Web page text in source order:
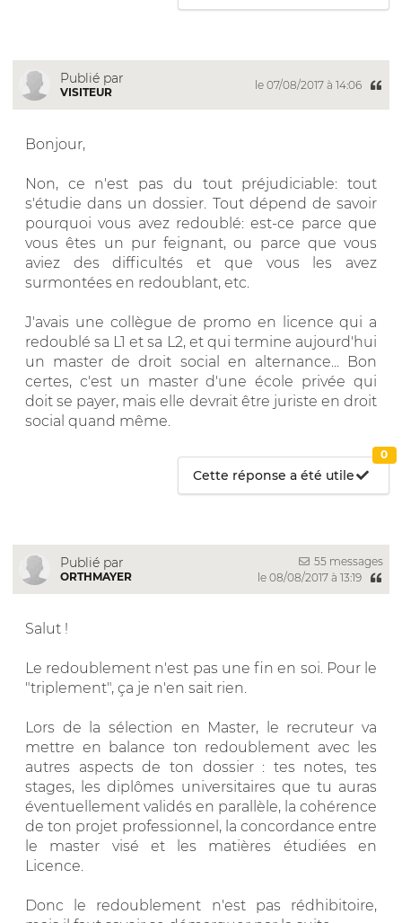
Publié par
VISITEUR
le 07/08/2017 à 14:06
Bonjour,
Non, ce n'est pas du tout préjudiciable: tout
s'étudie dans un dossier. Tout dépend de savoir
pourquoi vous avez redoublé: est-ce parce que
vous êtes un pur feignant, ou parce que vous
aviez des difficultés et que vous les avez
surmontées en redoublant, etc.
J'avais une collègue de promo en licence qui a
redoublé sa L1 et sa L2, et qui termine aujourd'hui
un master de droit social en alternance... Bon
certes, c'est un master d'une école privée qui
doit se payer, mais elle devrait être juriste en droit
social quand même.
Cette réponse a été utile
0
Publié par
ORTHMAYER
55 messages
le 08/08/2017 à 13:19
Salut !
Le redoublement n'est pas une fin en soi. Pour le
"triplement", ça je n'en sait rien.
Lors de la sélection en Master, le recruteur va
mettre en balance ton redoublement avec les
autres aspects de ton dossier : tes notes, tes
stages, les diplômes universitaires que tu auras
éventuellement validés en parallèle, la cohérence
de ton projet professionnel, la concordance entre
le master visé et les matières étudiées en
Licence.
Donc le redoublement n'est pas rédhibitoire,